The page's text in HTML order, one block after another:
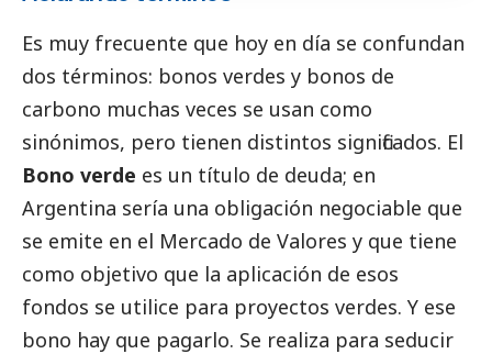
Es muy frecuente que hoy en día se confundan
dos términos: bonos verdes y bonos de
carbono muchas veces se usan como
sinónimos, pero tienen distintos significados. El
Bono verde es un título de deuda; en
Argentina sería una obligación negociable que
se emite en el Mercado de Valores y que tiene
como objetivo que la aplicación de esos
fondos se utilice para proyectos verdes. Y ese
bono hay que pagarlo. Se realiza para seducir